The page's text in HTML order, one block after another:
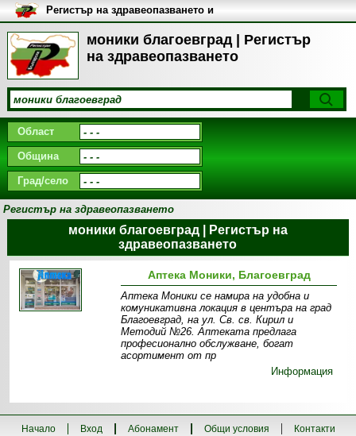
моники благоевград | Регистър
на здравеопазването
Регистър на здравеопазването и
медицинските заведения в
България
Област
Община
Град/село
Регистър на здравеопазването
моники благоевград | Регистър на
здравеопазването
Аптека Моники, Благоевград
Аптека Моники се намира на удобна и
комуникативна локация в центъра на град
Благоевград, на ул. Св. св. Кирил и
Методий №26. Аптеката предлага
професионално обслужване, богат
асортимент от пр
Информация
Начало Вход Абонамент Общи условия
Контакти